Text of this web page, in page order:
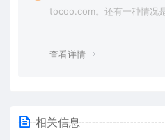
tocoo.com。还有一种情况
查看详情
相关信息